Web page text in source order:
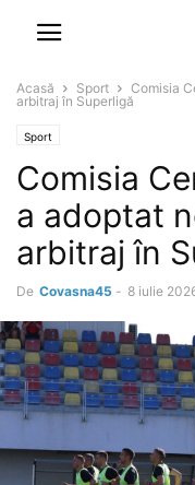
Acasă Sport
Comisia
arbitraj în Superligă
Sport
Comisia
a adoptat
arbitraj în
De Covasna45 - 8 iulie